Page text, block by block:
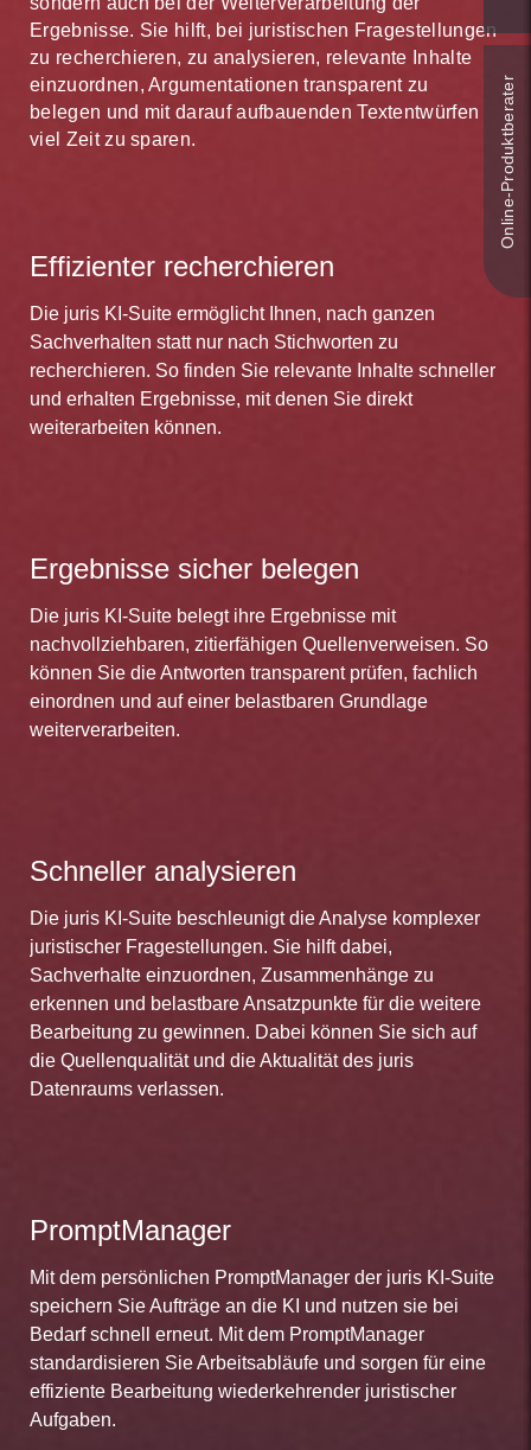
Ergebnisse. Sie hilft, bei juristischen Fragestellungen
zu recherchieren, zu analysieren, relevante Inhalte
einzuordnen, Argumentationen transparent zu
belegen und mit darauf aufbauenden Textentwürfen
viel Zeit zu sparen.
Effizienter recherchieren
Die juris KI-Suite ermöglicht Ihnen, nach ganzen
Sachverhalten statt nur nach Stichworten zu
recherchieren. So finden Sie relevante Inhalte schneller
und erhalten Ergebnisse, mit denen Sie direkt
weiterarbeiten können.
Ergebnisse sicher belegen
Die juris KI-Suite belegt ihre Ergebnisse mit
nachvollziehbaren, zitierfähigen Quellenverweisen. So
können Sie die Antworten transparent prüfen, fachlich
einordnen und auf einer belastbaren Grundlage
weiterverarbeiten.
Schneller analysieren
Die juris KI-Suite beschleunigt die Analyse komplexer
juristischer Fragestellungen. Sie hilft dabei,
Sachverhalte einzuordnen, Zusammenhänge zu
erkennen und belastbare Ansatzpunkte für die weitere
Bearbeitung zu gewinnen. Dabei können Sie sich auf
die Quellenqualität und die Aktualität des juris
Datenraums verlassen.
PromptManager
Mit dem persönlichen PromptManager der juris KI-Suite
speichern Sie Aufträge an die KI und nutzen sie bei
Bedarf schnell erneut. Mit dem PromptManager
standardisieren Sie Arbeitsabläufe und sorgen für eine
effiziente Bearbeitung wiederkehrender juristischer
Aufgaben.
Online-Produkt­berater